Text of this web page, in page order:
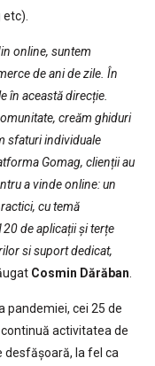
online, suntem
de ani de zile. În
în această direcție.
creăm ghiduri
sfaturi individuale
Gomag, clienții au
a vinde online: un
cu temă
de aplicații și terțe
si suport dedicat,
Cosmin Dărăban
pandemiei, cei 25 de
activitatea de
desfășoară, la fel ca